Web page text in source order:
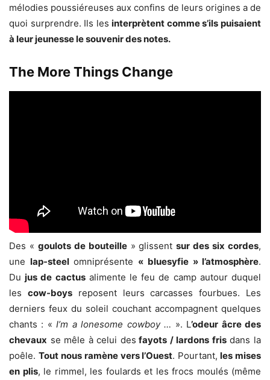
mélodies poussiéreuses aux confins de leurs origines a de
quoi surprendre. Ils lesinterprètent comme s’ils puisaient
à leur jeunesse le souvenir des notes.
The More Things Change
Des « goulots de bouteille» glissentsur des six cordes,
une lap-steelomniprésente « bluesyfie » l’atmosphère.
Dujus de cactusalimente le feu de camp autour duquel
les cow-boysreposent leurs carcasses fourbues. Les
derniers feux du soleil couchant accompagnent quelques
chants : «I’m a lonesome cowboy … ». L’odeur âcre des
chevaux se mêle à celui des fayots / lardons frisdans la
poêle. Tout nous ramène vers l’Ouest. Pourtant, les mises
en plis, le rimmel, les foulards et les frocs moulés (même